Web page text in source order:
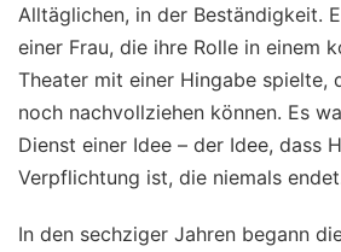
Alltäglichen, in der Beständigkeit.
einer Frau, die ihre Rolle in einem
Theater mit einer Hingabe spielte,
noch nachvollziehen können. Es
Dienst einer Idee – der Idee, dass
Verpflichtung ist, die niemals
In den sechziger Jahren begann